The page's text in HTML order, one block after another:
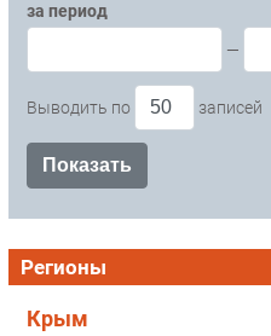
за период
—
Выводить по записей
Регионы
Крым